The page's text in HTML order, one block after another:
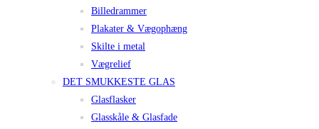
Billedrammer
Plakater & Vægophæng
Skilte i metal
Vægrelief
DET SMUKKESTE GLAS
Glasflasker
Glasskåle & Glasfade